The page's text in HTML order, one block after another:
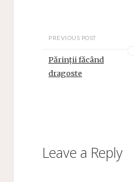
PREVIOUS POST
Părinții făcând
dragoste
Leave a Reply